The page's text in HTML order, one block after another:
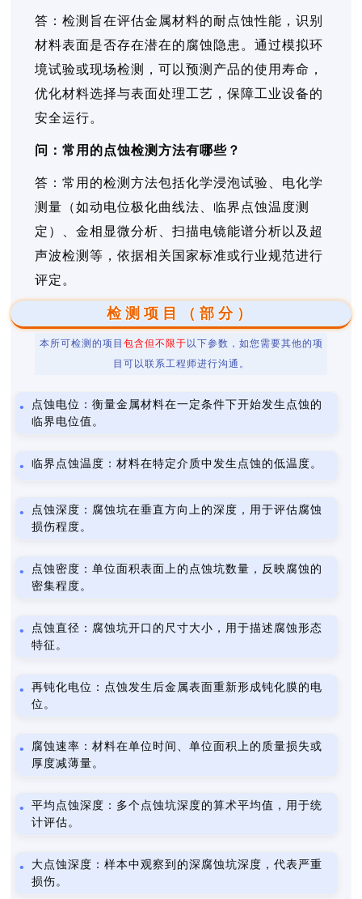
答：检测旨在评估金属材料的耐点蚀性能，识别
材料表面是否存在潜在的腐蚀隐患。通过模拟环
境试验或现场检测，可以预测产品的使用寿命，
优化材料选择与表面处理工艺，保障工业设备的
安全运行。
问：常用的点蚀检测方法有哪些？
答：常用的检测方法包括化学浸泡试验、电化学
测量（如动电位极化曲线法、临界点蚀温度测
定）、金相显微分析、扫描电镜能谱分析以及超
声波检测等，依据相关国家标准或行业规范进行
评定。
检测项目（部分）
本所可检测的项目 包含但不限于 以下参数，如您需要其他的项
目可以联系工程师进行沟通。
点蚀电位：衡量金属材料在一定条件下开始发生点蚀的
临界电位值。
临界点蚀温度：材料在特定介质中发生点蚀的低温度。
点蚀深度：腐蚀坑在垂直方向上的深度，用于评估腐蚀
损伤程度。
点蚀密度：单位面积表面上的点蚀坑数量，反映腐蚀的
密集程度。
点蚀直径：腐蚀坑开口的尺寸大小，用于描述腐蚀形态
特征。
再钝化电位：点蚀发生后金属表面重新形成钝化膜的电
位。
腐蚀速率：材料在单位时间、单位面积上的质量损失或
厚度减薄量。
平均点蚀深度：多个点蚀坑深度的算术平均值，用于统
计评估。
大点蚀深度：样本中观察到的深腐蚀坑深度，代表严重
损伤。